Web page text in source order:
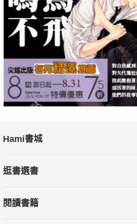
為，為何香火愈旺信徒捐的香油錢愈多，
書中若干情境可能發生在大家身邊，這
但這些衝擊可能直指我們的傳統信仰行為
Hami書城
逛書選書
閱讀書籍